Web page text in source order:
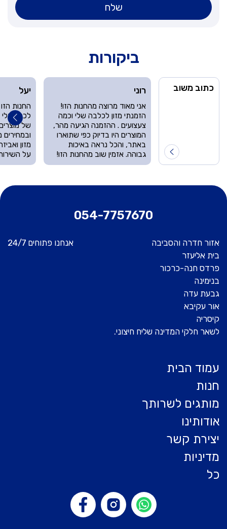
שלח
ביקורות
כתוב משוב רוני
אני מאוד מרוצה מהחנות הזו!
הזמנתי מזון לכלבה שלי וכמה
צעצועים . ההזמנה הגיעה מהר,
המוצרים היו בדיוק כפי שתוארו
באתר, והכל נראה באיכות
גבוהה. אזמין שוב מהחנות הזו!
יעל
החנות
לכל בעלי
של
מזון
על
054-7757670
אזור חדרה והסביבה
בית אליעזר
פרדס חנה-כרכור
בנימינה
גבעת עדה
אור עקיבא
קיסריה
לשאר חלקי המדינה שליח חיצוני.
אנחנו פתוחים 24/7
עמוד הבית
חנות
מותגים לשרותך
אודותינו
יצירת קשר
מדיניות
כל